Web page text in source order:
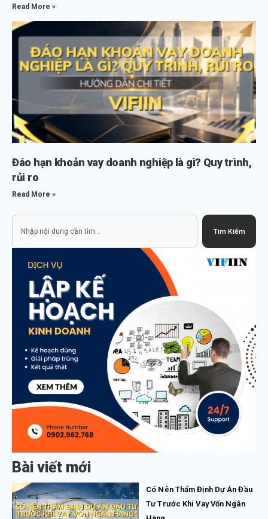
Read More »
Đáo hạn khoản vay doanh nghiệp là gì? Quy trình,
rủi ro
Read More »
Tìm Kiếm
Bài viết mới
Có Nên Thẩm Định Dự Án Đầu
Tư Trước Khi Vay Vốn Ngân